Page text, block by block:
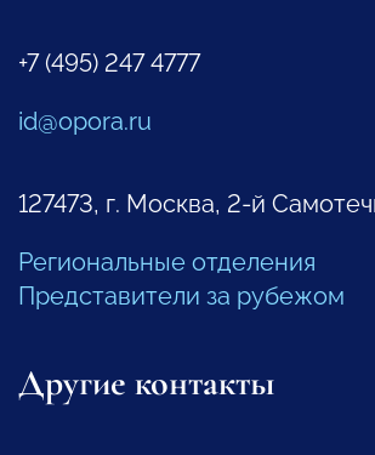
+7 (495) 247 4777
id@opora.ru
127473, г. Москва, 2-й
Региональные отделения
Представители за рубежом
Другие контакты